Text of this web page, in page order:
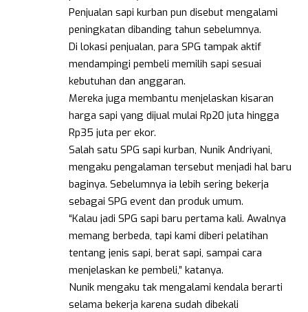
Penjualan sapi kurban pun disebut mengalami
peningkatan dibanding tahun sebelumnya.
Di lokasi penjualan, para SPG tampak aktif
mendampingi pembeli memilih sapi sesuai
kebutuhan dan anggaran.
Mereka juga membantu menjelaskan kisaran
harga sapi yang dijual mulai Rp20 juta hingga
Rp35 juta per ekor.
Salah satu SPG sapi kurban, Nunik Andriyani,
mengaku pengalaman tersebut menjadi hal baru
baginya. Sebelumnya ia lebih sering bekerja
sebagai SPG event dan produk umum.
“Kalau jadi SPG sapi baru pertama kali. Awalnya
memang berbeda, tapi kami diberi pelatihan
tentang jenis sapi, berat sapi, sampai cara
menjelaskan ke pembeli,” katanya.
Nunik mengaku tak mengalami kendala berarti
selama bekerja karena sudah dibekali